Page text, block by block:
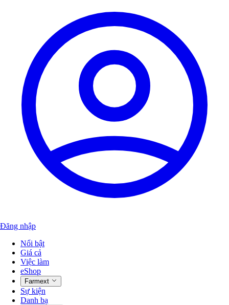
Đăng nhập
Nổi bật
Giá cả
Việc làm
eShop
Farmext
Sự kiện
Danh bạ